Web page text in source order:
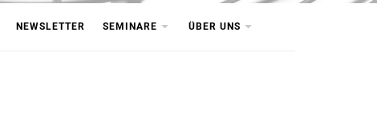
NEWSLETTER SEMINARE ÜBER UNS